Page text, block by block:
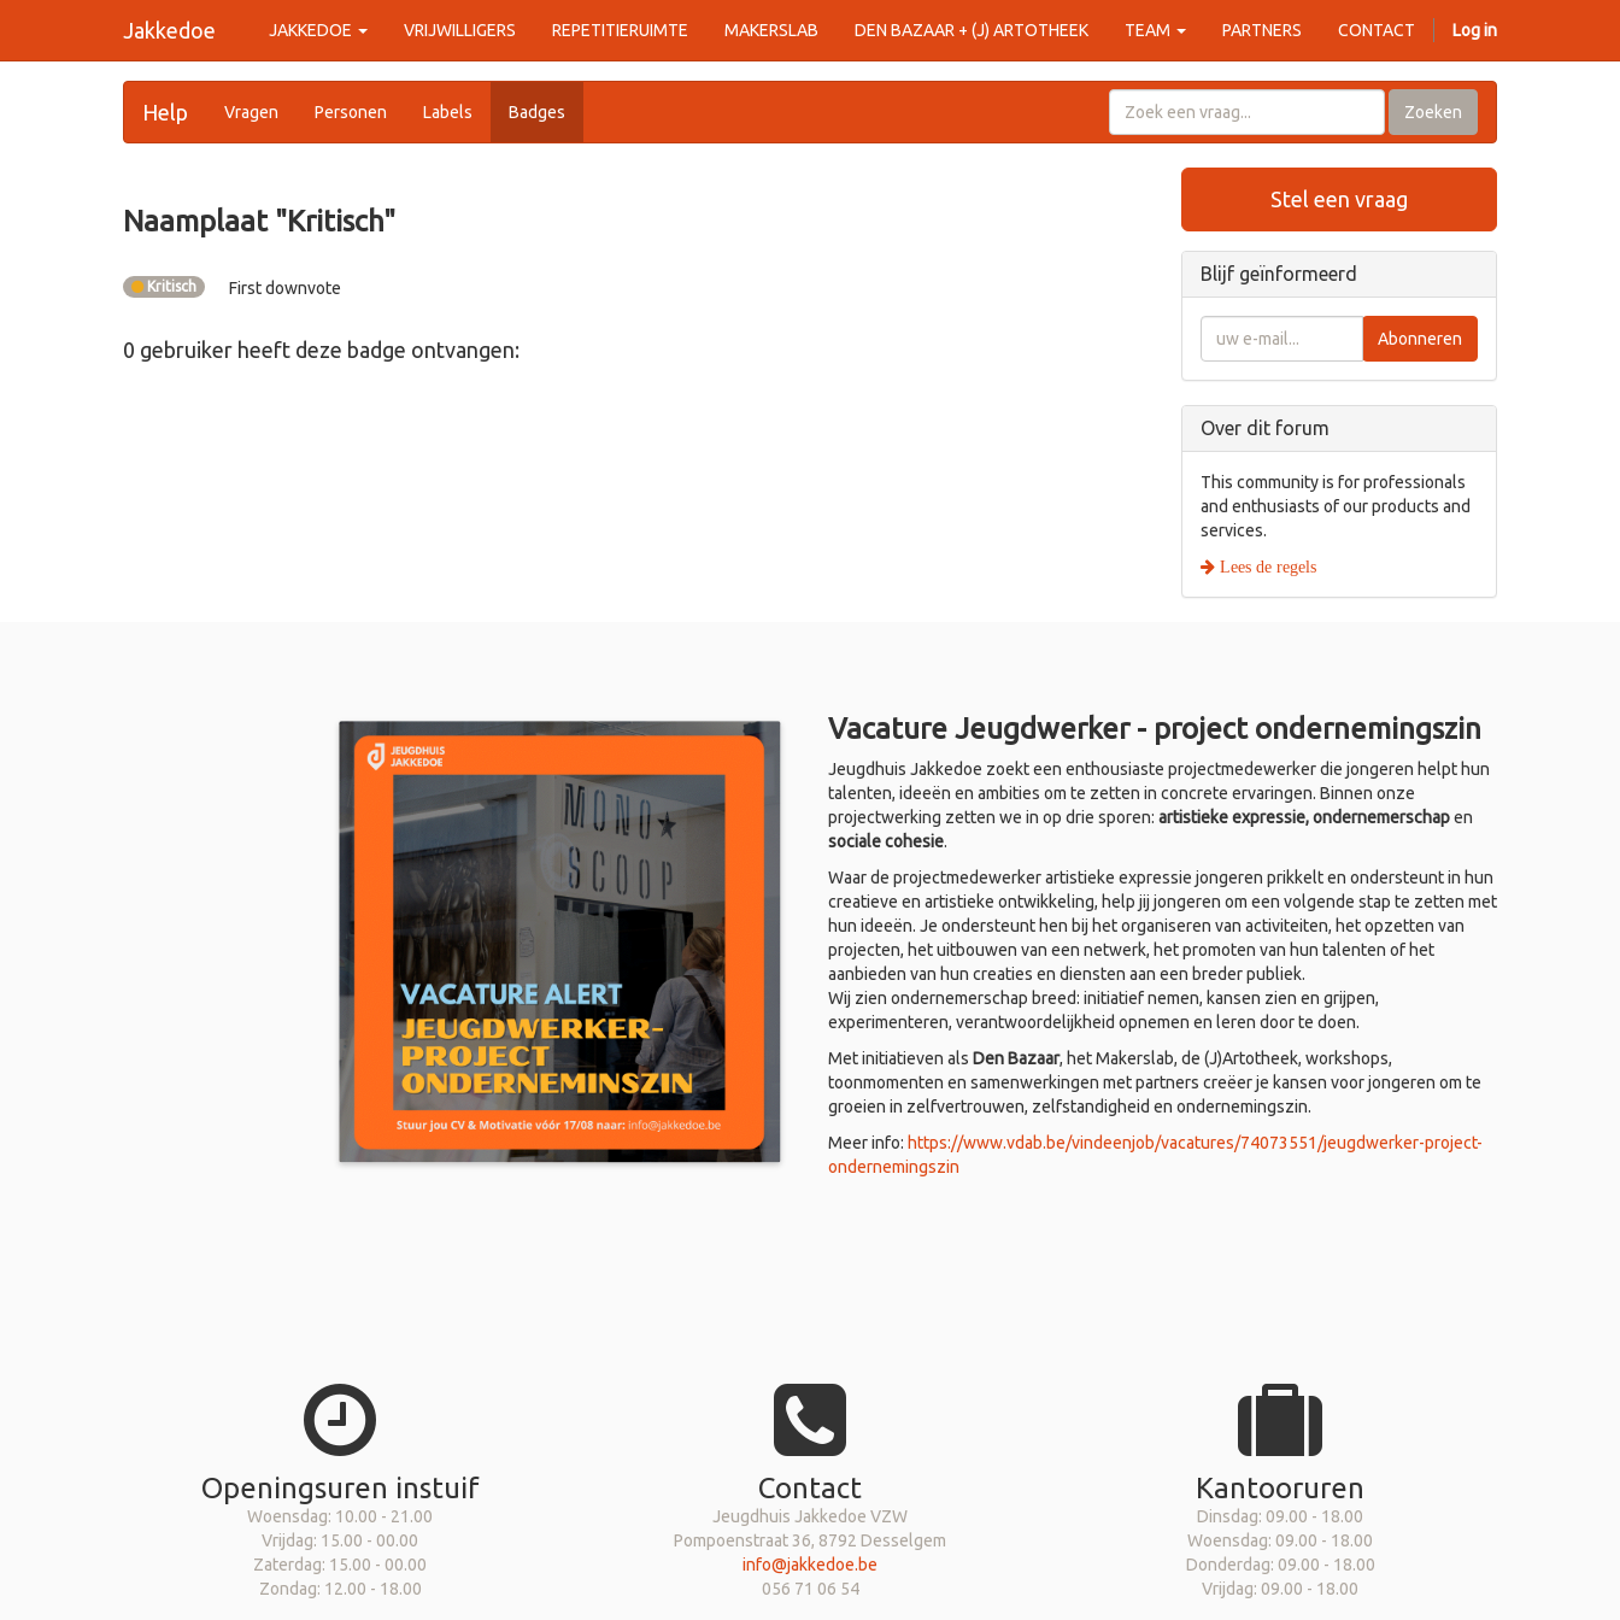
Jakkedoe JAKKEDOE VRIJWILLIGERS REPETITIERUIMTE MAKERSLAB DEN BAZAAR + (J) ARTOTHEEK TEAM PARTNERS CONTACT Log in
Help Vragen Personen Labels Badges Zoeken
Naamplaat "Kritisch"
Kritisch First downvote
0 gebruiker heeft deze badge ontvangen:
Stel een vraag
Blijf geïnformeerd
Abonneren
Over dit forum
This community is for professionals
and enthusiasts of our products and
services.
Lees de regels
Vacature Jeugdwerker - project ondernemingszin
Jeugdhuis Jakkedoe zoekt een enthousiaste projectmedewerker die jongeren helpt hun
talenten, ideeën en ambities om te zetten in concrete ervaringen. Binnen onze
projectwerking zetten we in op drie sporen: artistieke expressie, ondernemerschapen
sociale cohesie.
Waar de projectmedewerker artistieke expressie jongeren prikkelt en ondersteunt in hun
creatieve en artistieke ontwikkeling, help jij jongeren om een volgende stap te zetten met
hun ideeën. Je ondersteunt hen bij het organiseren van activiteiten, het opzetten van
projecten, het uitbouwen van een netwerk, het promoten van hun talenten of het
aanbieden van hun creaties en diensten aan een breder publiek.
Wij zien ondernemerschap breed: initiatief nemen, kansen zien en grijpen,
experimenteren, verantwoordelijkheid opnemen en leren door te doen.
Met initiatieven als Den Bazaar, het Makerslab, de (J)Artotheek, workshops,
toonmomenten en samenwerkingen met partners creëer je kansen voor jongeren om te
groeien in zelfvertrouwen, zelfstandigheid en ondernemingszin.
Meer info: https://www.vdab.be/vindeenjob/vacatures/74073551/jeugdwerker-project-
ondernemingszin
Openingsuren instuif
Woensdag: 10.00 - 21.00
Vrijdag: 15.00 - 00.00
Zaterdag: 15.00 - 00.00
Zondag: 12.00 - 18.00
Contact
Jeugdhuis Jakkedoe VZW
Pompoenstraat 36, 8792 Desselgem
info@jakkedoe.be
056 71 06 54
Kantooruren
Dinsdag: 09.00 - 18.00
Woensdag: 09.00 - 18.00
Donderdag: 09.00 - 18.00
Vrijdag: 09.00 - 18.00